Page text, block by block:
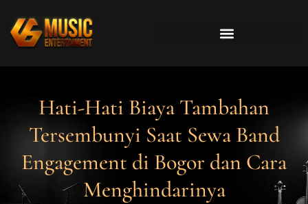
Hati-Hati Biaya Tambahan
Tersembunyi Saat Sewa Band
Engagement di Bogor dan Cara
Menghindarinya